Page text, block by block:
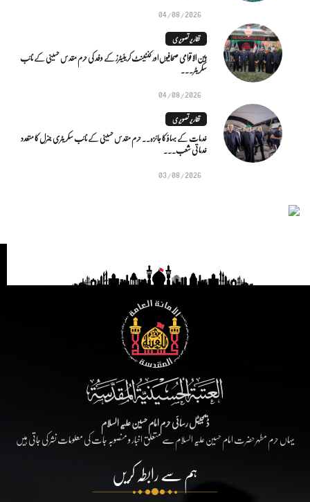
04/08/2026
تقاریر تصویری
بین الاقوامی صحافیوں اور کنٹینٹ کریئیٹرز کے وفد کی حرم مقدس حسینی کے نائب
سکریٹر...
04/08/2026
تقاریر تصویری
خدمات کے بہاؤ کا جائزہ.. حرم مقدس حسینی کے نائب سکریٹری جنرل کا متعدد
خدماتی شعب...
03/08/2026
ڈیجیٹل رسائی حرم امام حسین علیہ السلام
یہاں حرم مطہر حضرت امام حسین علیہ السلام سے متعلق اخبار و منصوبہ جات کی معلومات نشر کی جاتی ہیں
ہم سے رابطہ کریں